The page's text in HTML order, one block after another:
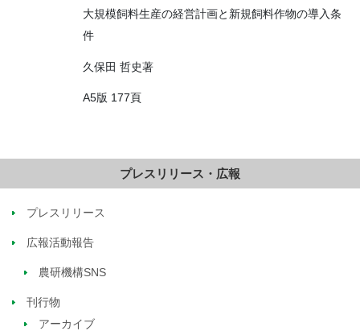
大規模飼料生産の経営計画と新規飼料作物の導入条
件
久保田 哲史著
A5版 177頁
プレスリリース・広報
プレスリリース
広報活動報告
農研機構SNS
刊行物
アーカイブ